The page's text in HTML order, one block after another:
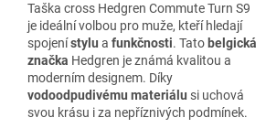
Taška cross Hedgren Commute Turn S9
je ideální volbou pro muže, kteří hledají
spojenístylu a funkčnosti. Tato belgická
značka Hedgren je známá kvalitou a
moderním designem. Díky
vodoodpudivému materiálu si uchová
svou krásu i za nepříznivých podmínek.